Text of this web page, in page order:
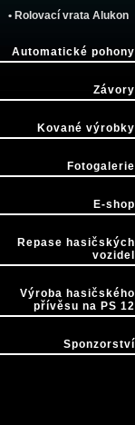
• Rolovací vrata Alukon
Automatické pohony
Závory
Kované výrobky
Fotogalerie
E-shop
Repase hasičských
vozidel
Výroba hasičského
přívěsu na PS 12
Sponzorství